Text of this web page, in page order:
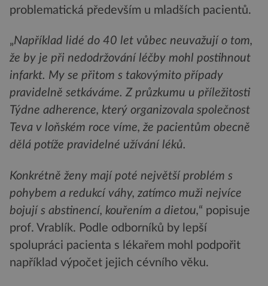
problematická především u mladších pacientů.
„Například lidé do 40 let vůbec neuvažují o tom,
že by je při nedodržování léčby mohl postihnout
infarkt. My se přitom s takovýmito případy
pravidelně setkáváme. Z průzkumu u příležitosti
Týdne adherence, který organizovala společnost
Teva v loňském roce víme, že pacientům obecně
dělá potíže pravidelné užívání léků.
Konkrétně ženy mají poté největší problém s
pohybem a redukcí váhy, zatímco muži nejvíce
bojují s abstinencí, kouřením a dietou,“ popisuje
prof. Vrablík. Podle odborníků by lepší
spolupráci pacienta s lékařem mohl podpořit
například výpočet jejich cévního věku.